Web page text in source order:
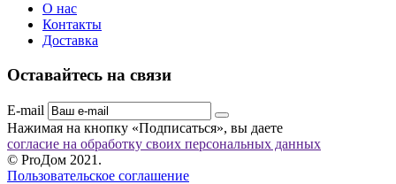
О нас
Контакты
Доставка
Оставайтесь на связи
E-mail
Нажимая на кнопку «Подписаться», вы даете
согласие на обработку своих персональных данных
© ProДом 2021.
Пользовательское соглашение